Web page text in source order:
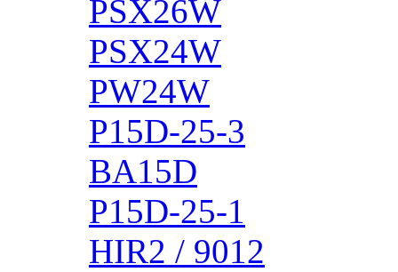
PSX26W
PSX24W
PW24W
P15D-25-3
BA15D
P15D-25-1
HIR2 / 9012